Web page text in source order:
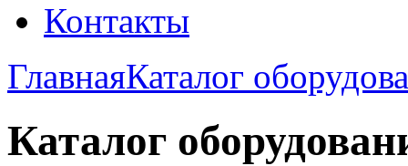
Контакты
ГлавнаяКаталог
Каталог